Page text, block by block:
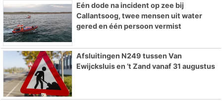
Eén dode na incident op zee bij
Callantsoog, twee mensen uit water
gered en één persoon vermist
Afsluitingen N249 tussen Van
Ewijcksluis en ’t Zand vanaf 31 augustus